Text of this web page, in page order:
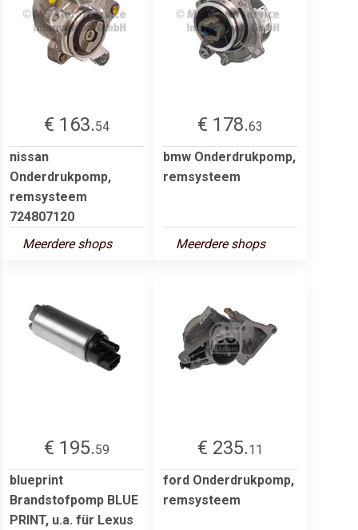
€ 163.54
nissan
Onderdrukpomp,
remsysteem
724807120
Meerdere shops
€ 178.63
bmw Onderdrukpomp,
remsysteem
Meerdere shops
€ 195.59
blueprint
Brandstofpomp BLUE
PRINT, u.a. für Lexus
€ 235.11
ford Onderdrukpomp,
remsysteem